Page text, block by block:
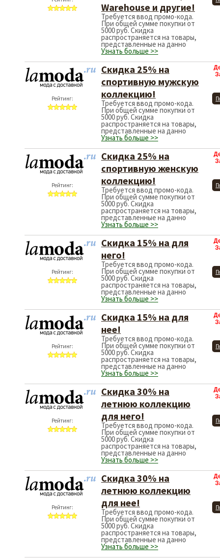
Warehouse и другие!
Требуется ввод промо-кода.
При общей сумме покупки от
5000 руб. Скидка
распространяется на товары,
представленные на данно
Узнать больше >>
Рейтинг:
Скидка 25% на
спортивную мужскую
коллекцию!
Требуется ввод промо-кода.
При общей сумме покупки от
5000 руб. Скидка
распространяется на товары,
представленные на данно
Узнать больше >>
Рейтинг:
Скидка 25% на
спортивную женскую
коллекцию!
Требуется ввод промо-кода.
При общей сумме покупки от
5000 руб. Скидка
распространяется на товары,
представленные на данно
Узнать больше >>
Рейтинг:
Скидка 15% на для
него!
Требуется ввод промо-кода.
При общей сумме покупки от
5000 руб. Скидка
распространяется на товары,
представленные на данно
Узнать больше >>
Рейтинг:
Скидка 15% на для
нее!
Требуется ввод промо-кода.
При общей сумме покупки от
5000 руб. Скидка
распространяется на товары,
представленные на данно
Узнать больше >>
Рейтинг:
Скидка 30% на
летнюю коллекцию
для него!
Требуется ввод промо-кода.
При общей сумме покупки от
5000 руб. Скидка
распространяется на товары,
представленные на данно
Узнать больше >>
Рейтинг:
Скидка 30% на
летнюю коллекцию
для нее!
Требуется ввод промо-кода.
При общей сумме покупки от
5000 руб. Скидка
распространяется на товары,
представленные на данно
Узнать больше >>